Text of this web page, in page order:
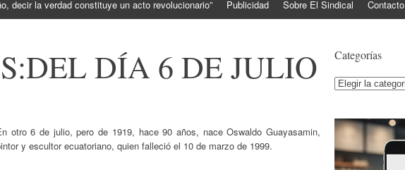
decir la verdad constituye un acto revolucionario” Publicidad Sobre El Sindical Contacto
DÍA 6 DE JULIO
otro 6 de julio, pero de 1919, hace 90 años, nace Oswaldo Guayasamin,
y escultor ecuatoriano, quien falleció el 10 de marzo de 1999.
Categorías
Categorías